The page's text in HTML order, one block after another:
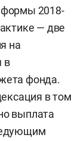
2018-
— две
на
в
фонда.
в том
выплата